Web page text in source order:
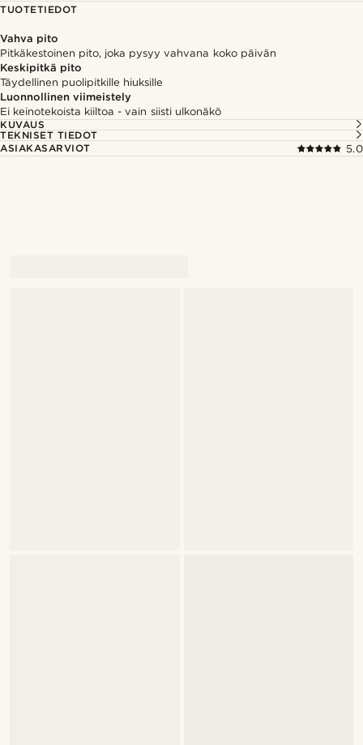
TUOTETIEDOT
Vahva pito
Pitkäkestoinen pito, joka pysyy vahvana koko päivän
Keskipitkä pito
Täydellinen puolipitkille hiuksille
Luonnollinen viimeistely
Ei keinotekoista kiiltoa - vain siisti ulkonäkö
KUVAUS
TEKNISET TIEDOT
ASIAKASARVIOT
5.0